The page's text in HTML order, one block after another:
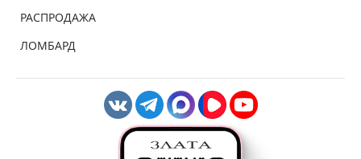
РАСПРОДАЖА
ЛОМБАРД